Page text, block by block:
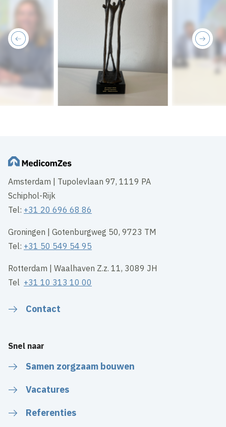
next
previous
Amsterdam | Tupolevlaan 97, 1119 PA
Schiphol-Rijk
Tel: +31 20 696 68 86
Groningen | Gotenburgweg 50, 9723 TM
Tel: +31 50 549 54 95
Rotterdam | Waalhaven Z.z. 11, 3089 JH
Tel +31 10 313 10 00
Contact
Snel naar
Samen zorgzaam bouwen
Vacatures
Referenties